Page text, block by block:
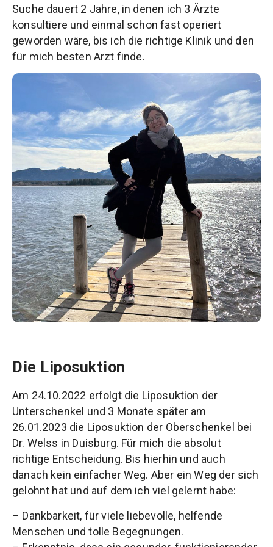
Suche dauert 2 Jahre, in denen ich 3 Ärzte
konsultiere und einmal schon fast operiert
geworden wäre, bis ich die richtige Klinik und den
für mich besten Arzt finde.
Die Liposuktion
Am 24.10.2022 erfolgt die Liposuktion der
Unterschenkel und 3 Monate später am
26.01.2023 die Liposuktion der Oberschenkel bei
Dr. Welss in Duisburg. Für mich die absolut
richtige Entscheidung. Bis hierhin und auch
danach kein einfacher Weg. Aber ein Weg der sich
gelohnt hat und auf dem ich viel gelernt habe:
– Dankbarkeit, für viele liebevolle, helfende
Menschen und tolle Begegnungen.